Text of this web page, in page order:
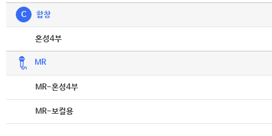
C 합창
혼성4부
MR
MR-혼성4부
MR-보컬용